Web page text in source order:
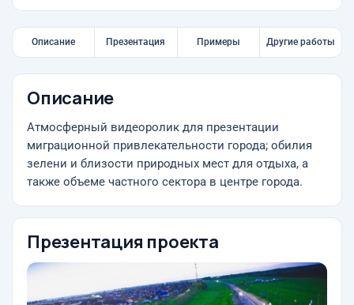
Описание Презентация Примеры Другие работы
Описание
Атмосферный видеоролик для презентации
миграционной привлекательности города; обилия
зелени и близости природных мест для отдыха, а
также объеме частного сектора в центре города.
Презентация проекта